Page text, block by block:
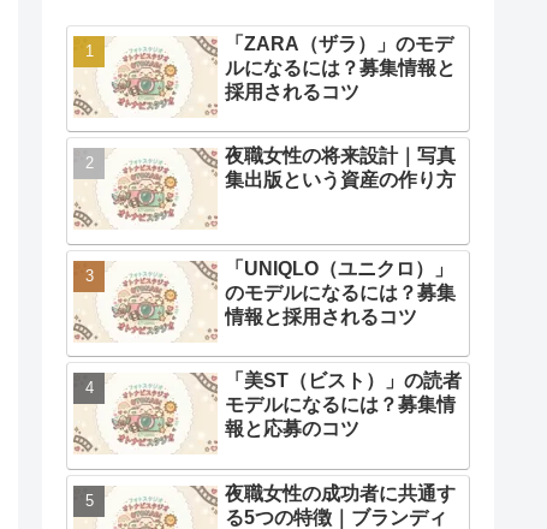
「ZARA（ザラ）」のモデ
ルになるには？募集情報と
採用されるコツ
夜職女性の将来設計｜写真
集出版という資産の作り方
「UNIQLO（ユニクロ）」
のモデルになるには？募集
情報と採用されるコツ
「美ST（ビスト）」の読者
モデルになるには？募集情
報と応募のコツ
夜職女性の成功者に共通す
る5つの特徴｜ブランディ